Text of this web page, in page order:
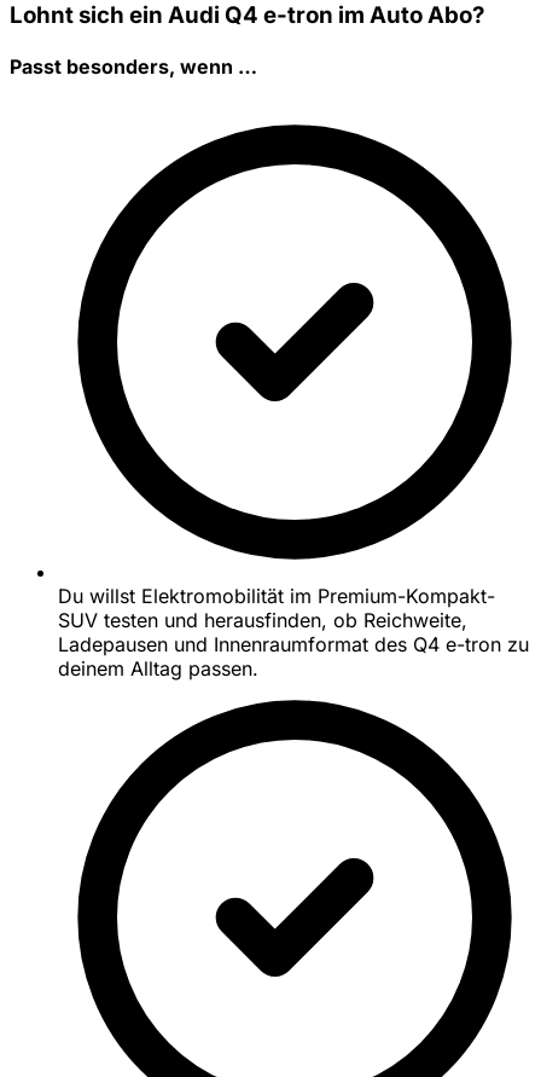
Lohnt sich ein Audi Q4 e-tron im Auto Abo?
Passt besonders, wenn …
Du willst Elektromobilität im Premium-Kompakt-
SUV testen und herausfinden, ob Reichweite,
Ladepausen und Innenraumformat des Q4 e-tron zu
deinem Alltag passen.